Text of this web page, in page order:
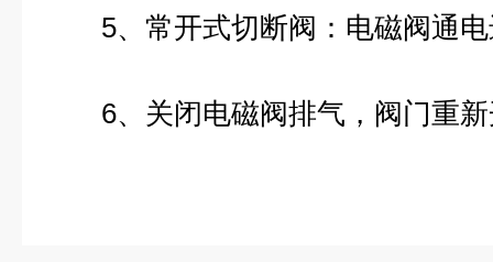
5、常开式切断阀：电磁阀通电
6、关闭电磁阀排气，阀门重新